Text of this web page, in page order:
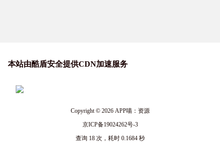
本站由酷盾安全提供CDN加速服务
Copyright © 2026APP喵：资源
京ICP备19024262号-3
查询 18 次，耗时 0.1684 秒